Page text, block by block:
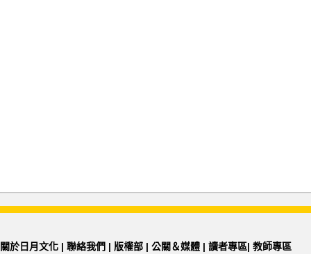
關於日月文化 | 聯絡我們 | 版權部 | 公關＆媒體 | 讀者專區| 教師專區